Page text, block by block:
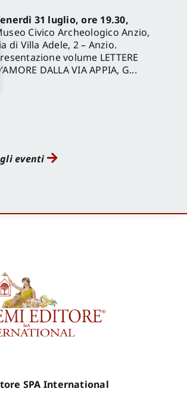
31 luglio, ore 19.30,
Civico Archeologico Anzio,
di Villa Adele, 2 – Anzio.
volume LETTERE
DALLA VIA APPIA, G...
eventi
SPA International